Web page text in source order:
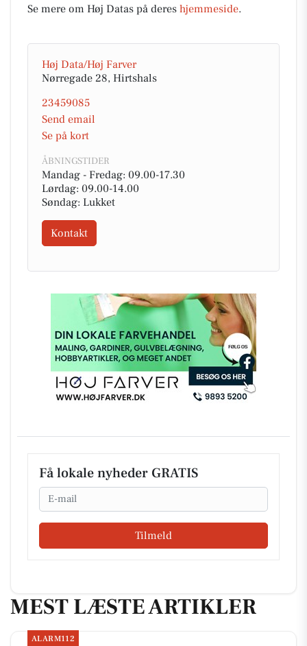
Se mere om Høj Datas på deres hjemmeside.
Høj Data/Høj Farver
Nørregade 28, Hirtshals
23459085
Send email
Se på kort
ÅBNINGSTIDER
Mandag - Fredag: 09.00-17.30
Lørdag: 09.00-14.00
Søndag: Lukket
Kontakt
Få lokale nyheder GRATIS
Email
Tilmeld
MEST LÆSTE ARTIKLER
ALARM112